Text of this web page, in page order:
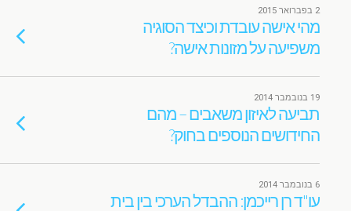
2 בפברואר 2015
מהי אישה עובדת וכיצד הסוגיה
משפיעה על מזונות אישה?
19 בנובמבר 2014
תביעה לאיזון משאבים – מהם
החידושים הנוספים בחוק?
6 בנובמבר 2014
עו"ד רן רייכמן: ההבדל הערכי בין בית